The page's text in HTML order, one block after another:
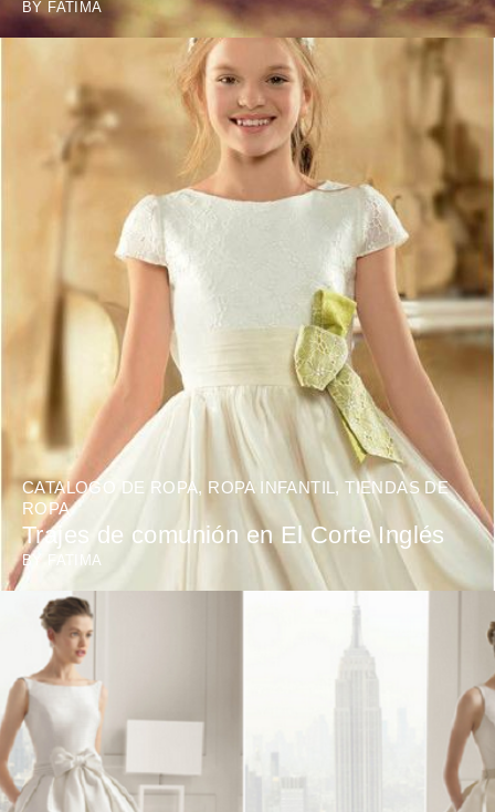
BY FATIMA
CATALOGO DE ROPA, ROPA INFANTIL ,TIENDAS DE
ROPA
Trajes de comunión en El Corte Inglés
BY FATIMA